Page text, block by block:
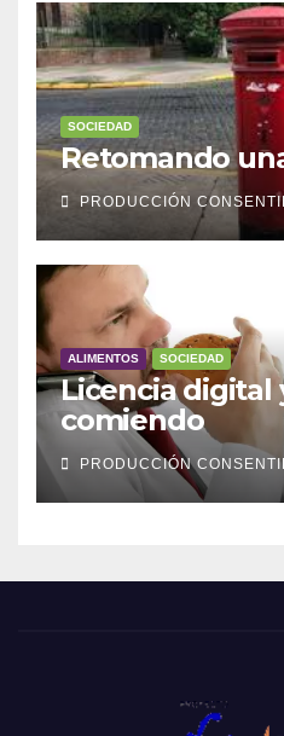
SOCIEDAD
Retomando
PRODUCCIÓN
ALIMENTOS SOCIEDAD
Licencia digital
comiendo
PRODUCCIÓN